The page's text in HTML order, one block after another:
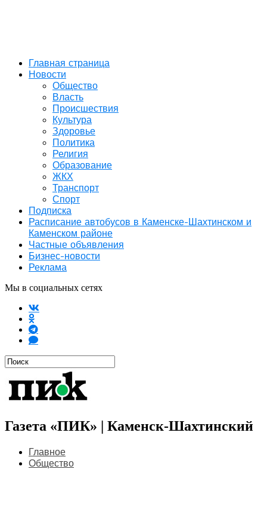
Главная страница
Новости
Общество
Власть
Происшествия
Культура
Здоровье
Политика
Религия
Образование
ЖКХ
Транспорт
Спорт
Подписка
Расписание автобусов в Каменске-Шахтинском и
Каменском районе
Частные объявления
Бизнес-новости
Реклама
Мы в социальных сетях
Газета «ПИК» | Каменск-Шахтинский
Главное
Общество